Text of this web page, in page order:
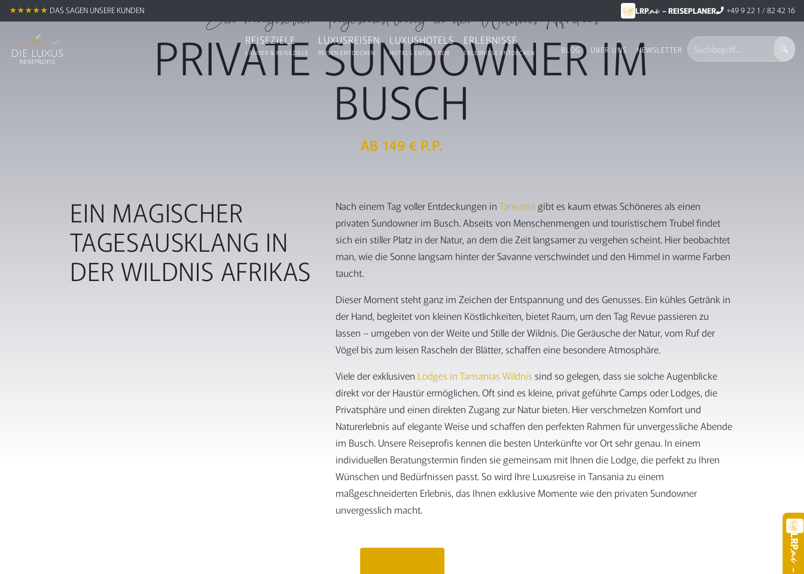
★★★★★ DAS SAGEN UNSERE KUNDEN LRP.ai – REISEPLANER +49 9 22 1 / 82 42 16
REISEZIELE
LÄNDER & REISEZIELE
LUXUSREISEN
REISEN ENTDECKEN
LUXUSHOTELS
HOTELS ENTDECKEN
ERLEBNISSE
ERLEBNISSE ENTDECKEN BLOG ÜBER UNS NEWSLETTER
LRP
Ein magischer Tagesausklang in der Wildnis Afrikas
PRIVATE SUNDOWNER IM
BUSCH
AB 149 € P.P.
EIN MAGISCHER
TAGESAUSKLANG IN
DER WILDNIS AFRIKAS
Nach einem Tag voller Entdeckungen in Tansania gibt es kaum etwas Schöneres als einen
privaten Sundowner im Busch. Abseits von Menschenmengen und touristischem Trubel findet
sich ein stiller Platz in der Natur, an dem die Zeit langsamer zu vergehen scheint. Hier beobachtet
man, wie die Sonne langsam hinter der Savanne verschwindet und den Himmel in warme Farben
taucht.
Dieser Moment steht ganz im Zeichen der Entspannung und des Genusses. Ein kühles Getränk in
der Hand, begleitet von kleinen Köstlichkeiten, bietet Raum, um den Tag Revue passieren zu
lassen – umgeben von der Weite und Stille der Wildnis. Die Geräusche der Natur, vom Ruf der
Vögel bis zum leisen Rascheln der Blätter, schaffen eine besondere Atmosphäre.
Viele der exklusiven Lodges in Tansanias Wildnis sind so gelegen, dass sie solche Augenblicke
direkt vor der Haustür ermöglichen. Oft sind es kleine, privat geführte Camps oder Lodges, die
Privatsphäre und einen direkten Zugang zur Natur bieten. Hier verschmelzen Komfort und
Naturerlebnis auf elegante Weise und schaffen den perfekten Rahmen für unvergessliche Abende
im Busch. Unsere Reiseprofis kennen die besten Unterkünfte vor Ort sehr genau. In einem
individuellen Beratungstermin finden sie gemeinsam mit Ihnen die Lodge, die perfekt zu Ihren
Wünschen und Bedürfnissen passt. So wird Ihre Luxusreise in Tansania zu einem
maßgeschneiderten Erlebnis, das Ihnen exklusive Momente wie den privaten Sundowner
unvergesslich macht.